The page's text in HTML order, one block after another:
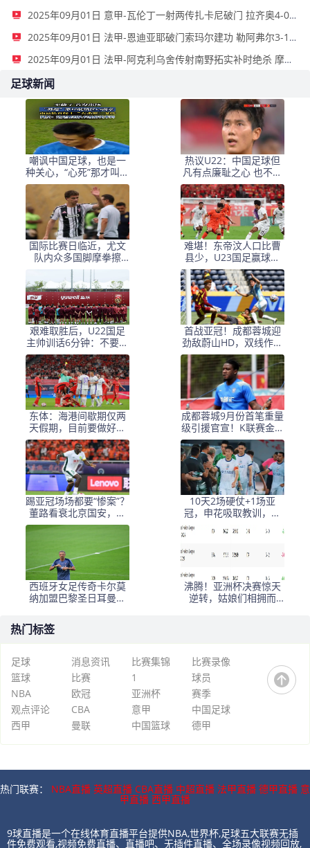
2025年09月01日 意甲-瓦伦丁一射两传扎卡尼破门 拉齐奥4-0大胜维罗纳
2025年09月01日 法甲-恩迪亚耶破门索玛尔建功 勒阿弗尔3-1尼斯
2025年09月01日 法甲-阿克利乌舍传射南野拓实补时绝杀 摩纳哥3-2十人斯特拉斯堡
足球新闻
嘲讽中国足球，也是一
种关心，“心死”那才叫可
怕
热议U22：中国足球但
凡有点廉耻之心 也不至
于踢成这样 活该被骂
国际比赛日临近，尤文
队内众多国脚摩拳擦
掌，DV9期待进球
难堪！东帝汶人口比曹
县少，U23国足赢球却
暴露基本功短板
艰难取胜后，U22国足
主帅训话6分钟：不要带
着压力踢球
首战亚冠！成都蓉城迎
劲敌蔚山HD，双线作战
赛程密该如何抉择？
东体：海港间歇期仅两
天假期，目前要做好人
员恢复及亚冠轮换准备
成都蓉城9月份首笔重量
级引援官宣！K联赛金靴
转会入队，将出战亚冠
踢亚冠场场都要“惨案”？
董路看衰北京国安，塞
蒂恩把国安当巴萨
10天2场硬仗+1场亚
冠，申花吸取教训，斯
帅再丢冠得走人，特谢
拉逃过停赛
西班牙女足传奇卡尔莫
纳加盟巴黎圣日耳曼：
沸腾！亚洲杯决赛惊天
逆转，姑娘们相拥而
热门标签
足球 消息资讯 比赛集锦
比赛录像
篮球
比赛 1
球员
NBA
欧冠 亚洲杯
赛季
观点评论
CBA 意甲
中国足球
西甲
曼联 中国篮球 德甲
热门联赛： NBA直播 英超直播 CBA直播 中超直播 法甲直播 德甲直播 意
甲直播 西甲直播
9球直播是一个在线体育直播平台提供NBA,世界杯,足球五大联赛无插
件免费观看,视频免费直播、直播吧、无插件直播、全场录像视频回放,